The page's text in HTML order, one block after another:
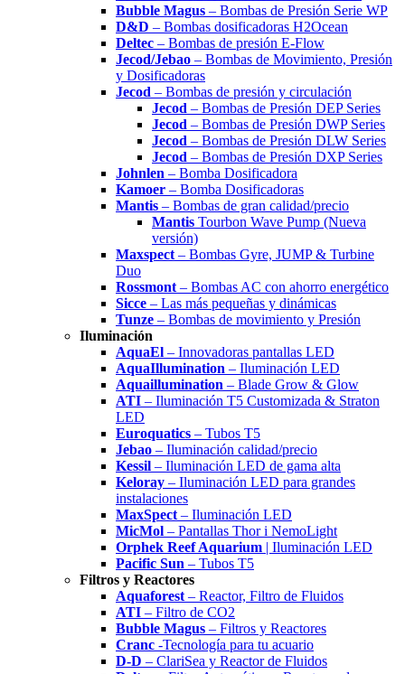
Bubble Magus – Bombas de Presión Serie WP
D&D – Bombas dosificadoras H2Ocean
Deltec – Bombas de presión E-Flow
Jecod/Jebao – Bombas de Movimiento, Presión
y Dosificadoras
Jecod – Bombas de presión y circulación
Jecod – Bombas de Presión DEP Series
Jecod – Bombas de Presión DWP Series
Jecod – Bombas de Presión DLW Series
Jecod – Bombas de Presión DXP Series
Johnlen – Bomba Dosificadora
Kamoer – Bomba Dosificadoras
Mantis – Bombas de gran calidad/precio
Mantis Tourbon Wave Pump (Nueva
versión)
Maxspect – Bombas Gyre, JUMP & Turbine
Duo
Rossmont – Bombas AC con ahorro energético
Sicce – Las más pequeñas y dinámicas
Tunze – Bombas de movimiento y Presión
Iluminación
AquaEl – Innovadoras pantallas LED
AquaIllumination – Iluminación LED
Aquaillumination – Blade Grow & Glow
ATI – Iluminación T5 Customizada & Straton
LED
Euroquatics – Tubos T5
Jebao – Iluminación calidad/precio
Kessil – Iluminación LED de gama alta
Keloray – Iluminación LED para grandes
instalaciones
MaxSpect – Iluminación LED
MicMol – Pantallas Thor i NemoLight
Orphek Reef Aquarium | Iluminación LED
Pacific Sun – Tubos T5
Filtros y Reactores
Aquaforest – Reactor, Filtro de Fluidos
ATI – Filtro de CO2
Bubble Magus – Filtros y Reactores
Cranc -Tecnología para tu acuario
D-D – ClariSea y Reactor de Fluidos